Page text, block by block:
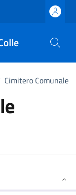
Cimitero Comunale